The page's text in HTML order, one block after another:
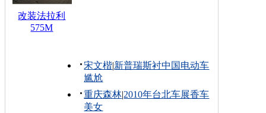
改装法拉利
575M
宋文楷|新普瑞斯衬中国电动车
尴尬
重庆森林|2010年台北车展香车
美女